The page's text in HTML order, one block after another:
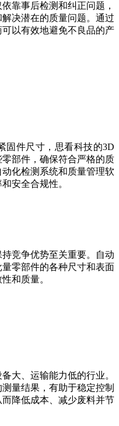
靠事后检测和纠正问题，
决潜在的质量问题。通过
以有效地避免不良品的产
固件尺寸，思看科技的3D
部件，确保符合严格的质
化检测系统和质量管理软
安全合规性。
竞争优势至关重要。自动
零部件的各种尺寸和表面
和质量。
大、运输能力低的行业。
量结果，有助于稳定控制
降低成本、减少废料并节